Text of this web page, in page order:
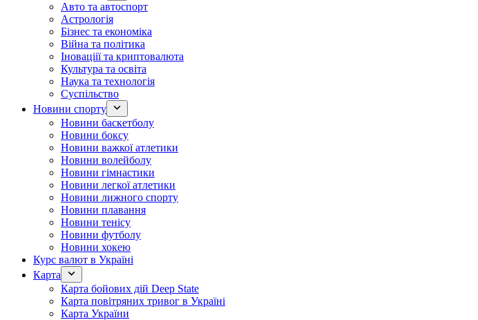
Авто та автоспорт
Астрологія
Бізнес та економіка
Війна та політика
Іноваціії та криптовалюта
Культура та освіта
Наука та технологія
Суспільство
Новини спорту
Новини баскетболу
Новини боксу
Новини важкої атлетики
Новини волейболу
Новини гімнастики
Новини легкої атлетики
Новини лижного спорту
Новини плавання
Новини тенісу
Новини футболу
Новини хокею
Курс валют в Україні
Карта
Карта бойових дій Deep State
Карта повітряних тривог в Україні
Карта України